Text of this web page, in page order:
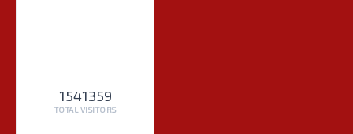
1541359
TOTAL VISITORS